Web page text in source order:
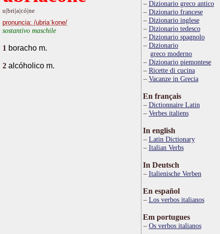
u|bri|a|có|ne
pronuncia: /ubriaˈkone/
sostantivo maschile
1 boracho m.
2 alcóholico m.
Dizionario greco antico
Dizionario francese
Dizionario inglese
Dizionario tedesco
Dizionario spagnolo
Dizionario
greco moderno
Dizionario piemontese
Ricette di cucina
Vacanze in Grecia
En français
Dictionnaire Latin
Verbes italiens
In english
Latin Dictionary
Italian Verbs
In Deutsch
Italienische Verben
En español
Los verbos italianos
Em portugues
Os verbos italianos